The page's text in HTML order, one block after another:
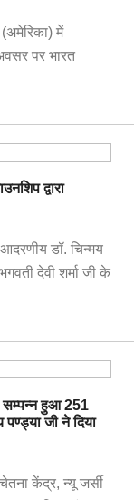
(अमेरिका) में
पर भारत
द्वारा
डॉ. चिन्मय
देवी शर्मा जी के
सम्पन्न हुआ 251
पण्ड्या जी ने दिया
केंद्र, न्यू जर्सी